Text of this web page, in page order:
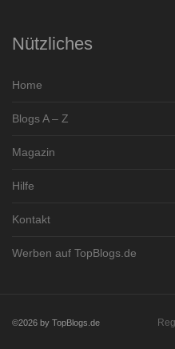
Nützliches
Home
Blogs A – Z
Magazin
Hilfe
Kontakt
Werben auf TopBlogs.de
©2026 by TopBlogs.de